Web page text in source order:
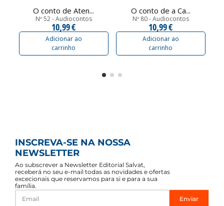
O conto de Aten...
Nº 52 - Audiocontos
10,99 €
Adicionar ao
carrinho
O conto de a Ca...
Nº 80 - Audiocontos
10,99 €
Adicionar ao
carrinho
INSCREVA-SE NA NOSSA
NEWSLETTER
Ao subscrever a Newsletter Editorial Salvat,
receberá no seu e-mail todas as novidades e ofertas
excecionais que reservamos para si e para a sua
família.
Enviar